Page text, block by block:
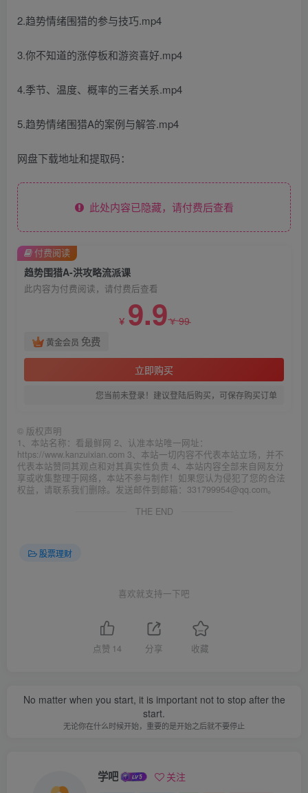
2.趋势情绪围猎的参与技巧.mp4
3.你不知道的涨停板和游资喜好.mp4
4.季节、温度、概率的三者关系.mp4
5.趋势情绪围猎A的案例与解答.mp4
网盘下载地址和提取码：
此处内容已隐藏，请付费后查看
趋势围猎A-洪攻略流派课
此内容为付费阅读，请付费后查看
￥ 9.9￥99
黄金会员 免费
立即购买
您当前未登录！建议登陆后购买，可保存购买订单
付费阅读
© 版权声明
1、本站名称：看最鲜网 2、认准本站唯一网址：
https://www.kanzuixian.com 3、本站一切内容不代表本站立场，并不
代表本站赞同其观点和对其真实性负责 4、本站内容全部来自网友分
享或收集整理于网络，本站不参与制作！如果您认为侵犯了您的合法
权益，请联系我们删除。发送邮件到邮箱：331799954@qq.com。
THE END
股票理财
喜欢就支持一下吧
点赞 14 分享 收藏
No matter when you start, it is important not to stop after the
start.
无论你在什么时候开始，重要的是开始之后就不要停止
学吧 关注